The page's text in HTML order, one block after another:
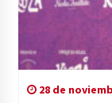
28 de